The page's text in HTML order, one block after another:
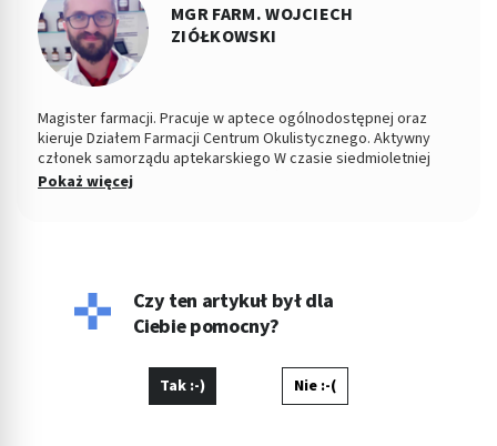
MGR FARM. WOJCIECH
ZIÓŁKOWSKI
Magister farmacji. Pracuje w aptece ogólnodostępnej oraz
kieruje Działem Farmacji Centrum Okulistycznego. Aktywny
członek samorządu aptekarskiego W czasie siedmioletniej
pracy zawodowej rozwiązał nieskończoną ilość problemów z
(Evidence Based Medicine). Prywatnie szczęśliwy mąż, tata
Krzysia oraz fan piłki nożnej i gotowania.
Pokaż więcej
Czy ten artykuł był dla
Ciebie pomocny?
Tak :-) Nie :-(